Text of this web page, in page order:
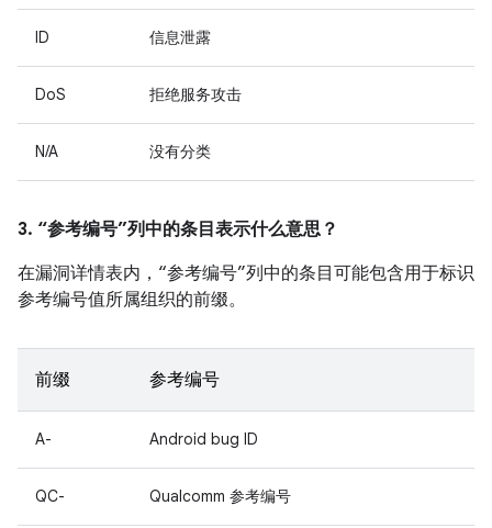
ID 信息泄露
DoS 拒绝服务攻击
N/A 没有分类
3. “参考编号”列中的条目表示什么意思？
在漏洞详情表内，“参考编号”列中的条目可能包含用于标识
参考编号值所属组织的前缀。
前缀 参考编号
A- Android bug ID
QC- Qualcomm 参考编号